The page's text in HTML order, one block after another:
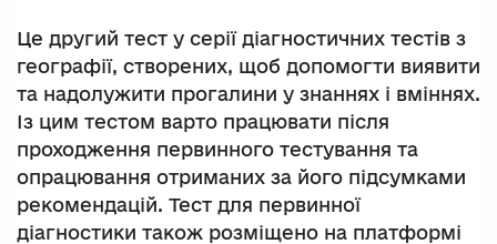
Це другий тест у серії діагностичних тестів з
географії, створених, щоб допомогти виявити
та надолужити прогалини у знаннях і вміннях.
Із цим тестом варто працювати після
проходження первинного тестування та
опрацювання отриманих за його підсумками
рекомендацій. Тест для первинної
діагностики також розміщено на платформі